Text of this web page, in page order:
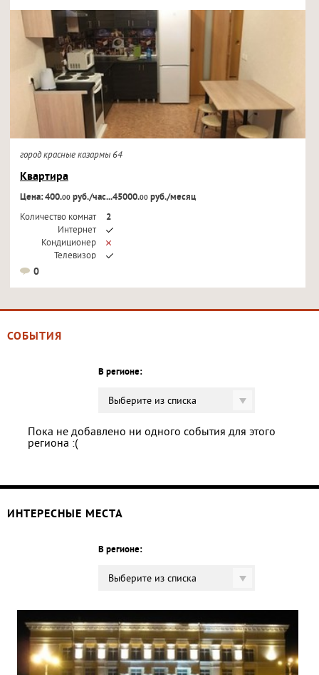
город красные казармы 64
Квартира
Цена: 400.00руб./час...45000.00руб./месяц
Количество комнат
2
Интернет
Кондиционер
Телевизор
0
СОБЫТИЯ
В регионе:
Выберите из списка
Пока не добавлено ни одного события для этого
региона :(
ИНТЕРЕСНЫЕ МЕСТА
В регионе:
Выберите из списка